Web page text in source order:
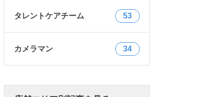
タレントケアチーム 53
カメラマン 34